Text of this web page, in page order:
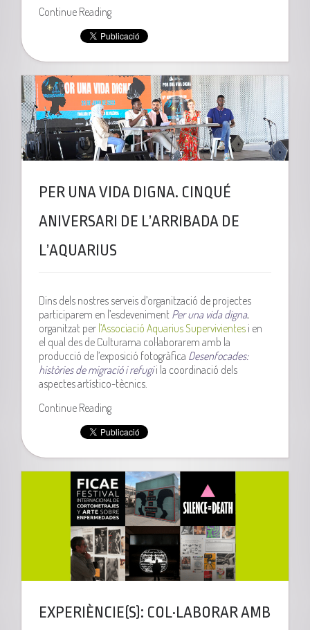
Continue Reading
PER UNA VIDA DIGNA. CINQUÉ
ANIVERSARI DE L’ARRIBADA DE
L’AQUARIUS
Dins dels nostres serveis d’organització de projectes
participarem en l’esdeveniment Per una vida digna,
organitzat per l’Associació Aquarius Supervivientes i en
el qual des de Culturama col·laborarem amb la
producció de l’exposició fotogràfica Desenfocades:
històries de migració i refugii la coordinació dels
aspectes artístico-tècnics.
Continue Reading
EXPERIÈNCIE(S): COL·LABORAR AMB